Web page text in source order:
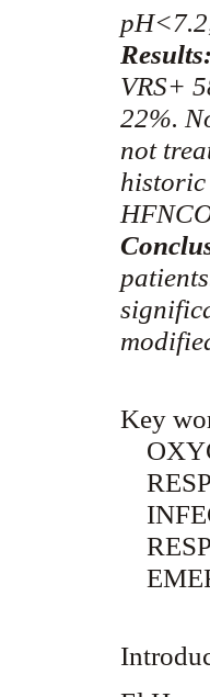
Results:
VRS+
22%.
not
Key